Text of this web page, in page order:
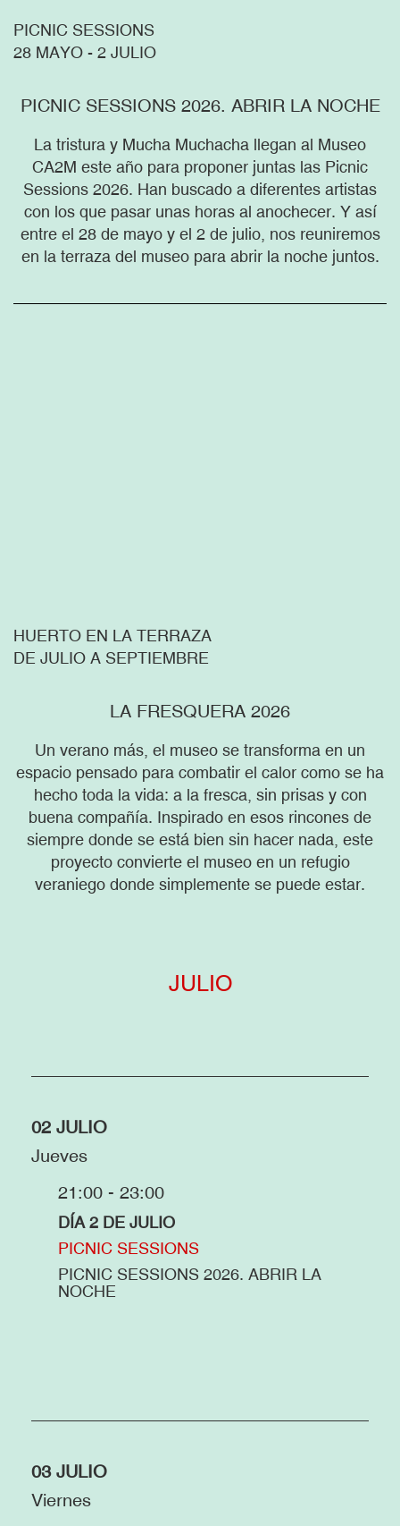
PICNIC SESSIONS
28 MAYO - 2 JULIO
PICNIC SESSIONS 2026. ABRIR LA NOCHE
La tristura y Mucha Muchacha llegan al Museo
CA2M este año para proponer juntas las Picnic
Sessions 2026. Han buscado a diferentes artistas
con los que pasar unas horas al anochecer. Y así
entre el 28 de mayo y el 2 de julio, nos reuniremos
en la terraza del museo para abrir la noche juntos.
HUERTO EN LA TERRAZA
DE JULIO A SEPTIEMBRE
LA FRESQUERA 2026
Un verano más, el museo se transforma en un
espacio pensado para combatir el calor como se ha
hecho toda la vida: a la fresca, sin prisas y con
buena compañía. Inspirado en esos rincones de
siempre donde se está bien sin hacer nada, este
proyecto convierte el museo en un refugio
veraniego donde simplemente se puede estar.
JULIO
02 JULIO
Jueves
21:00 - 23:00
DÍA 2 DE JULIO
PICNIC SESSIONS
PICNIC SESSIONS 2026. ABRIR LA
NOCHE
03 JULIO
Viernes